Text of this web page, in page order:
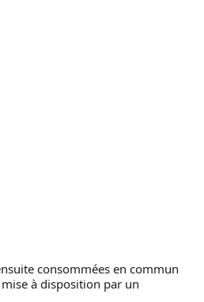
consommées en commun
à disposition par un